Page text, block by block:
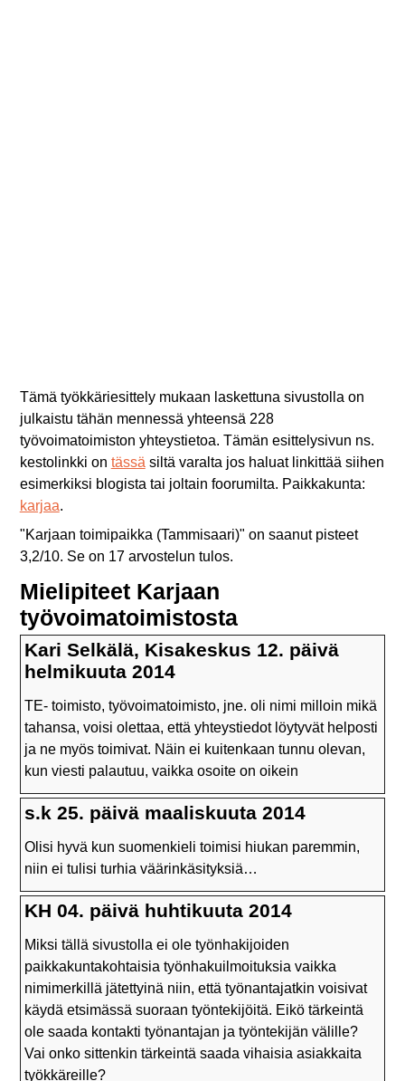
Tämä työkkäriesittely mukaan laskettuna sivustolla on
julkaistu tähän mennessä yhteensä 228
työvoimatoimiston yhteystietoa. Tämän esittelysivun ns.
kestolinkki on tässä siltä varalta jos haluat linkittää siihen
esimerkiksi blogista tai joltain foorumilta. Paikkakunta:
karjaa.
"Karjaan toimipaikka (Tammisaari)" on saanut pisteet
3,2/10. Se on 17arvostelun tulos.
Mielipiteet Karjaan
työvoimatoimistosta
Kari Selkälä, Kisakeskus 12. päivä
helmikuuta 2014
TE- toimisto, työvoimatoimisto, jne. oli nimi milloin mikä
tahansa, voisi olettaa, että yhteystiedot löytyvät helposti
ja ne myös toimivat. Näin ei kuitenkaan tunnu olevan,
kun viesti palautuu, vaikka osoite on oikein
s.k 25. päivä maaliskuuta 2014
Olisi hyvä kun suomenkieli toimisi hiukan paremmin,
niin ei tulisi turhia väärinkäsityksiä…
KH 04. päivä huhtikuuta 2014
Miksi tällä sivustolla ei ole työnhakijoiden
paikkakuntakohtaisia työnhakuilmoituksia vaikka
nimimerkillä jätettyinä niin, että työnantajatkin voisivat
käydä etsimässä suoraan työntekijöitä. Eikö tärkeintä
ole saada kontakti työnantajan ja työntekijän välille?
Vai onko sittenkin tärkeintä saada vihaisia asiakkaita
työkkäreille?